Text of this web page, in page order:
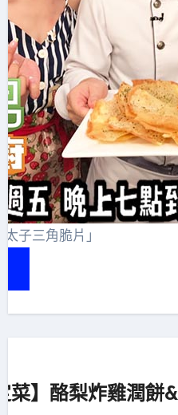
子三角脆片」
菜】酪梨炸雞潤餅